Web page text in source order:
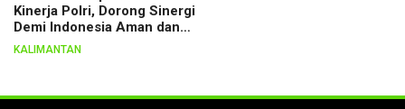
Kinerja Polri, Dorong Sinergi
Demi Indonesia Aman dan
Berkeadilan
KALIMANTAN